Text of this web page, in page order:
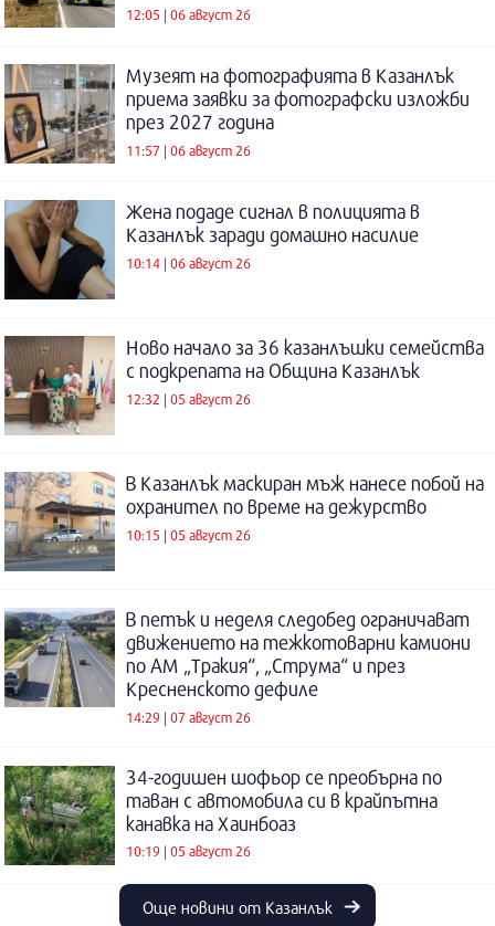
12:05 | 06 август 26
Музеят на фотографията в Казанлък
приема заявки за фотографски изложби
през 2027 година
11:57 | 06 август 26
Жена подаде сигнал в полицията в
Казанлък заради домашно насилие
10:14 | 06 август 26
Ново начало за 36 казанлъшки семейства
с подкрепата на Община Казанлък
12:32 | 05 август 26
В Казанлък маскиран мъж нанесе побой на
охранител по време на дежурство
10:15 | 05 август 26
В петък и неделя следобед ограничават
движението на тежкотоварни камиони
по АМ „Тракия“, „Струма“ и през
Кресненското дефиле
14:29 | 07 август 26
34-годишен шофьор се преобърна по
таван с автомобила си в крайпътна
канавка на Хаинбоаз
10:19 | 05 август 26
Още новини от Казанлък